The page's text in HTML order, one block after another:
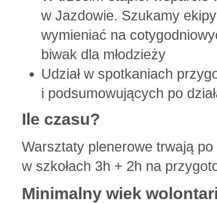
w Jazdowie. Szukamy
wymieniać na
biwak dla młodzieży
Udział w spotkaniach
i podsumowujących po
Ile czasu?
Warsztaty plenerowe trwają
w szkołach 3h + 2h na
Minimalny wiek